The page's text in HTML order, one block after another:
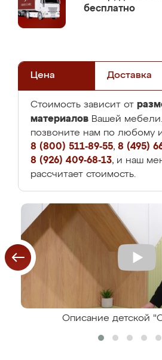
бесплатно
Цена Доставка
Стоимость зависит от
материалов Вашей
позвоните нам по любому
8 (800) 511-89-55, 8 (495)
8 (926) 409-68-13, и наш
рассчитает стоимость.
Описание детской